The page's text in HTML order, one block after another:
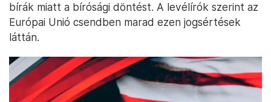
bírák miatt a bírósági döntést. A levélírók szerint az
Európai Unió csendben marad ezen jogsértések
láttán.